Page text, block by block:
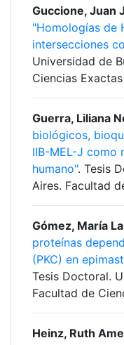
Guccione, Juan
"Homologías de
intersecciones
Universidad de
Ciencias
Guerra, Liliana
biológicos,
IIB-MEL-J como
humano". Tesis
Aires. Facultad
Gómez, María
proteínas
(PKC) en
Tesis Doctoral.
Facultad de
Heinz, Ruth